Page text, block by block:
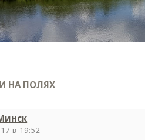
НА ПОЛЯХ
в 19:52